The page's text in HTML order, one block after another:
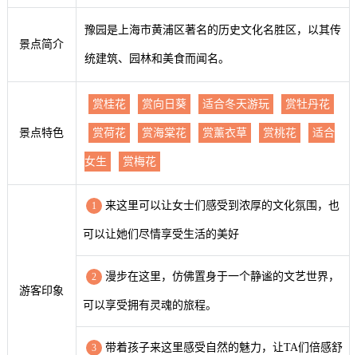
景点简介
豫园是上海市黄浦区著名的历史文化名胜区，以其传
统建筑、园林和美食而闻名。
景点特色
赏桂花 赏向日葵 适合冬天游玩 赏牡丹花
赏荷花 赏海棠花 赏薰衣草 赏桃花 适合
女生 赏梅花
游客印象
1 来这里可以让女士们感受到浓厚的文化氛围，也
可以让她们尽情享受生活的美好
2 漫步在这里，仿佛置身于一个静谧的文艺世界，
可以享受拥有灵魂的旅程。
3 带着孩子来这里感受自然的魅力，让TA们倍感舒